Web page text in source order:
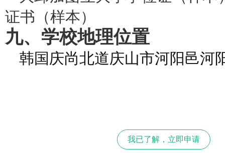
证书（样本）
九、 学校地理位置
韩国庆尚北道庆山市河阳邑河
我已了解，立即申请